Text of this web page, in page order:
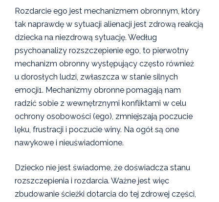
Rozdarcie ego jest mechanizmem obronnym, który
tak naprawdę w sytuacji alienacji jest zdrową reakcją
dziecka na niezdrową sytuację. Według
psychoanalizy rozszczepienie ego, to pierwotny
mechanizm obronny występujący często również
u dorosłych ludzi, zwłaszcza w stanie silnych
emocji1. Mechanizmy obronne pomagają nam
radzić sobie z wewnętrznymi konfliktami w celu
ochrony osobowości (ego), zmniejszają poczucie
lęku, frustracji i poczucie winy. Na ogół są one
nawykowe i nieuświadomione.
Dziecko nie jest świadome, że doświadcza stanu
rozszczepienia i rozdarcia. Ważne jest więc
zbudowanie ścieżki dotarcia do tej zdrowej części,